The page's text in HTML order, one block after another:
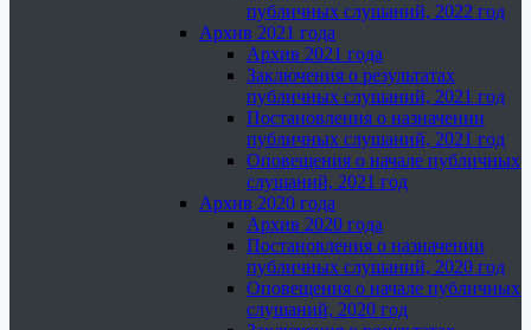
публичных слушаний, 2022 год
Архив 2021 года
Архив 2021 года
Заключения о результатах
публичных слушаний, 2021 год
Постановления о назначении
публичных слушаний, 2021 год
Оповещения о начале публичных
слушаний, 2021 год
Архив 2020 года
Архив 2020 года
Постановления о назначении
публичных слушаний, 2020 год
Оповещения о начале публичных
слушаний, 2020 год